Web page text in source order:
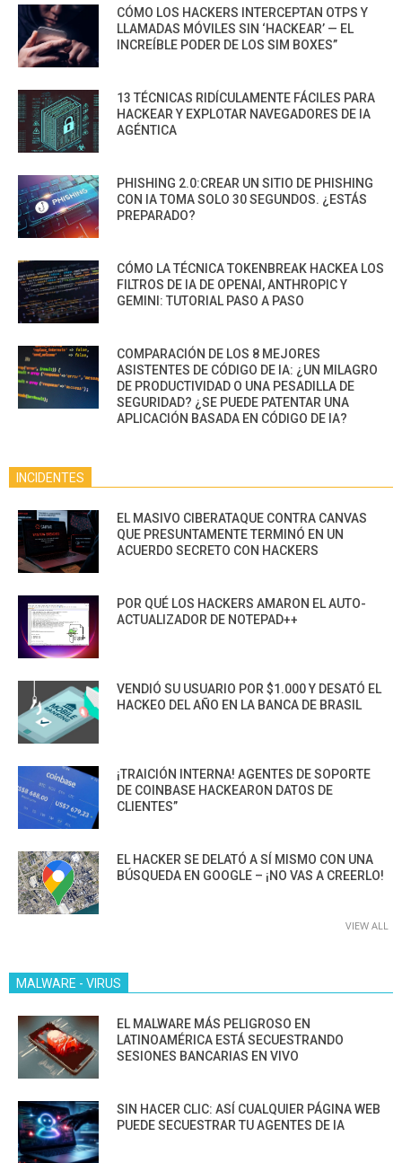
CÓMO LOS HACKERS INTERCEPTAN OTPS Y
LLAMADAS MÓVILES SIN ‘HACKEAR’ — EL
INCREÍBLE PODER DE LOS SIM BOXES”
13 TÉCNICAS RIDÍCULAMENTE FÁCILES PARA
HACKEAR Y EXPLOTAR NAVEGADORES DE IA
AGÉNTICA
PHISHING 2.0:CREAR UN SITIO DE PHISHING
CON IA TOMA SOLO 30 SEGUNDOS. ¿ESTÁS
PREPARADO?
CÓMO LA TÉCNICA TOKENBREAK HACKEA LOS
FILTROS DE IA DE OPENAI, ANTHROPIC Y
GEMINI: TUTORIAL PASO A PASO
COMPARACIÓN DE LOS 8 MEJORES
ASISTENTES DE CÓDIGO DE IA: ¿UN MILAGRO
DE PRODUCTIVIDAD O UNA PESADILLA DE
SEGURIDAD? ¿SE PUEDE PATENTAR UNA
APLICACIÓN BASADA EN CÓDIGO DE IA?
INCIDENTES
EL MASIVO CIBERATAQUE CONTRA CANVAS
QUE PRESUNTAMENTE TERMINÓ EN UN
ACUERDO SECRETO CON HACKERS
POR QUÉ LOS HACKERS AMARON EL AUTO-
ACTUALIZADOR DE NOTEPAD++
VENDIÓ SU USUARIO POR $1.000 Y DESATÓ EL
HACKEO DEL AÑO EN LA BANCA DE BRASIL
¡TRAICIÓN INTERNA! AGENTES DE SOPORTE
DE COINBASE HACKEARON DATOS DE
CLIENTES”
EL HACKER SE DELATÓ A SÍ MISMO CON UNA
BÚSQUEDA EN GOOGLE – ¡NO VAS A CREERLO!
VIEW ALL
MALWARE - VIRUS
EL MALWARE MÁS PELIGROSO EN
LATINOAMÉRICA ESTÁ SECUESTRANDO
SESIONES BANCARIAS EN VIVO
SIN HACER CLIC: ASÍ CUALQUIER PÁGINA WEB
PUEDE SECUESTRAR TU AGENTES DE IA